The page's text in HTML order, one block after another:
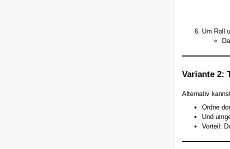
Um Roll
Variante 2:
Alternativ
Ordne
Und
Vorteil: